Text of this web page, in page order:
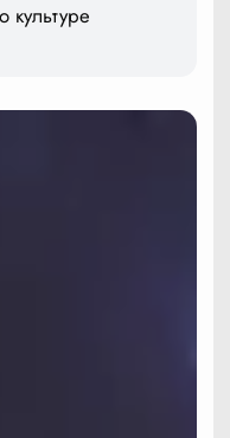
культуре